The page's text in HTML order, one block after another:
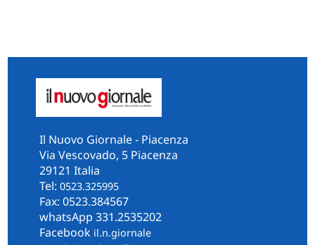
Il Nuovo Giornale - Piacenza
Via Vescovado, 5 Piacenza
29121 Italia
Tel: 0523.325995
Fax: 0523.384567
whatsApp 331.2535202
Facebook il.n.giornale